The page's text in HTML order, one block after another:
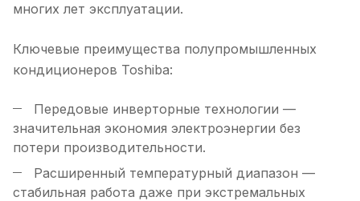
многих лет эксплуатации.
Ключевые преимущества полупромышленных
кондиционеров Toshiba:
Передовые инверторные технологии —
значительная экономия электроэнергии без
потери производительности.
Расширенный температурный диапазон —
стабильная работа даже при экстремальных